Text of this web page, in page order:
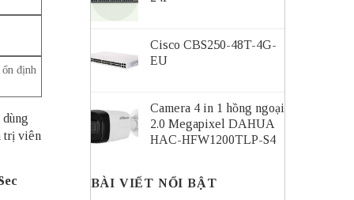
định
trị viên
Cisco CBS250-48T-4G-
EU
Camera 4 in 1 hồng ngoại
2.0 Megapixel DAHUA
HAC-HFW1200TLP-S4
BÀI VIẾT NỔI BẬT